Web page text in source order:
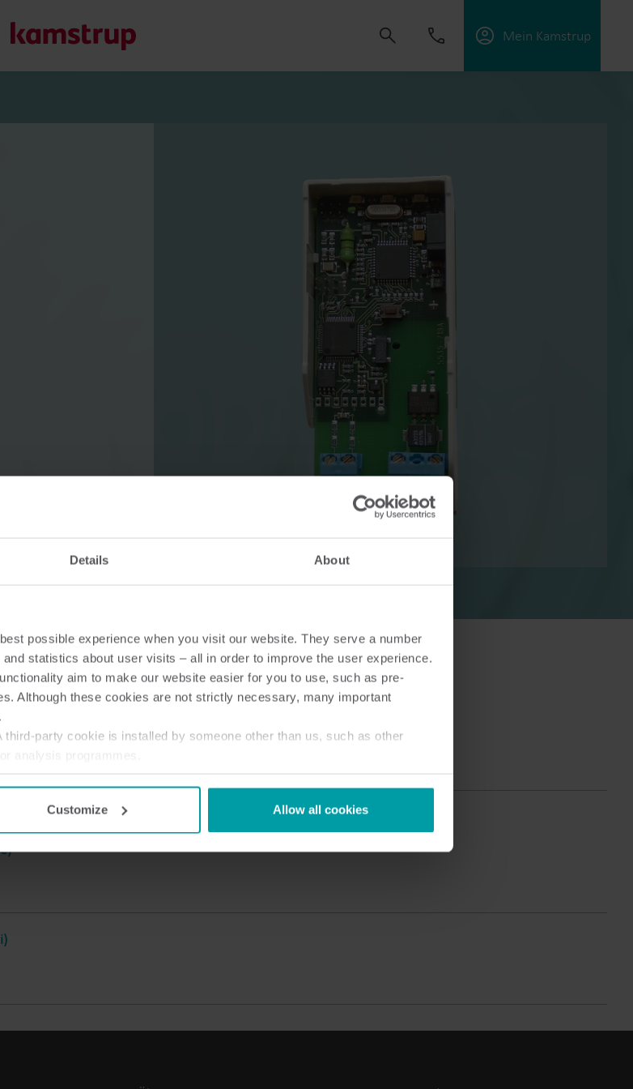
Details About
possible experience when you visit our website. They serve a number
statistics about user visits – all in order to improve the user experience.
aim to make our website easier for you to use, such as pre-
Although these cookies are not strictly necessary, many important
party cookie is installed by someone other than us, such as other
from the Cookie Declarationhere.
Customize Allow all cookies
Mein Kamstrup
für eine nachhaltigere Zukunft motiviert uns, Lösungen zu schaffen, die es unseren
Wasserverluste zu minimieren, Versorgungsunternehmen zu unterstützen, die
zu maximieren und die Elektrifizierung effektiv zu managen.
Lösungen im Wasserbereich
Management.
Lösungen im Wärmebereich
effiziente Energienutzung.
Fortschrittliche
Stromlösungen für präzise
Messung und intelligentes
im Submetering-Bereich
Ressourcenmanagement.
Produktzentrum
zu all unseren innovativen Lösungen im
Produktzentrum.